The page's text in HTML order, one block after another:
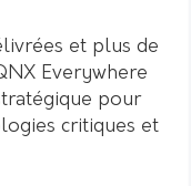
et plus de
Everywhere
pour
critiques et